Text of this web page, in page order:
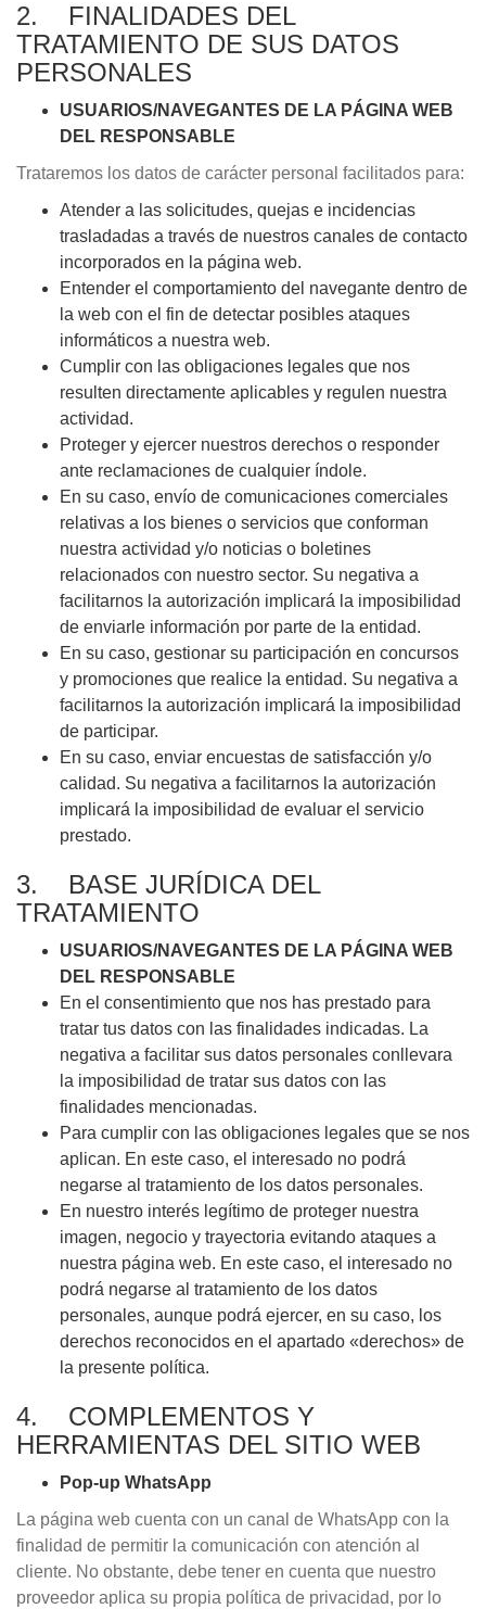
2. FINALIDADES DEL
TRATAMIENTO DE SUS DATOS
PERSONALES
USUARIOS/NAVEGANTES DE LA PÁGINA WEB
DEL RESPONSABLE
Trataremos los datos de carácter personal facilitados para:
Atender a las solicitudes, quejas e incidencias
trasladadas a través de nuestros canales de contacto
incorporados en la página web.
Entender el comportamiento del navegante dentro de
la web con el fin de detectar posibles ataques
informáticos a nuestra web.
Cumplir con las obligaciones legales que nos
resulten directamente aplicables y regulen nuestra
actividad.
Proteger y ejercer nuestros derechos o responder
ante reclamaciones de cualquier índole.
En su caso, envío de comunicaciones comerciales
relativas a los bienes o servicios que conforman
nuestra actividad y/o noticias o boletines
relacionados con nuestro sector. Su negativa a
facilitarnos la autorización implicará la imposibilidad
de enviarle información por parte de la entidad.
En su caso, gestionar su participación en concursos
y promociones que realice la entidad. Su negativa a
facilitarnos la autorización implicará la imposibilidad
de participar.
En su caso, enviar encuestas de satisfacción y/o
calidad. Su negativa a facilitarnos la autorización
implicará la imposibilidad de evaluar el servicio
prestado.
3. BASE JURÍDICA DEL
TRATAMIENTO
USUARIOS/NAVEGANTES DE LA PÁGINA WEB
DEL RESPONSABLE
En el consentimiento que nos has prestado para
tratar tus datos con las finalidades indicadas. La
negativa a facilitar sus datos personales conllevara
la imposibilidad de tratar sus datos con las
finalidades mencionadas.
Para cumplir con las obligaciones legales que se nos
aplican. En este caso, el interesado no podrá
negarse al tratamiento de los datos personales.
En nuestro interés legítimo de proteger nuestra
imagen, negocio y trayectoria evitando ataques a
nuestra página web. En este caso, el interesado no
podrá negarse al tratamiento de los datos
personales, aunque podrá ejercer, en su caso, los
derechos reconocidos en el apartado «derechos» de
la presente política.
4. COMPLEMENTOS Y
HERRAMIENTAS DEL SITIO WEB
Pop-up WhatsApp
La página web cuenta con un canal de WhatsApp con la
finalidad de permitir la comunicación con atención al
cliente. No obstante, debe tener en cuenta que nuestro
proveedor aplica su propia política de privacidad, por lo